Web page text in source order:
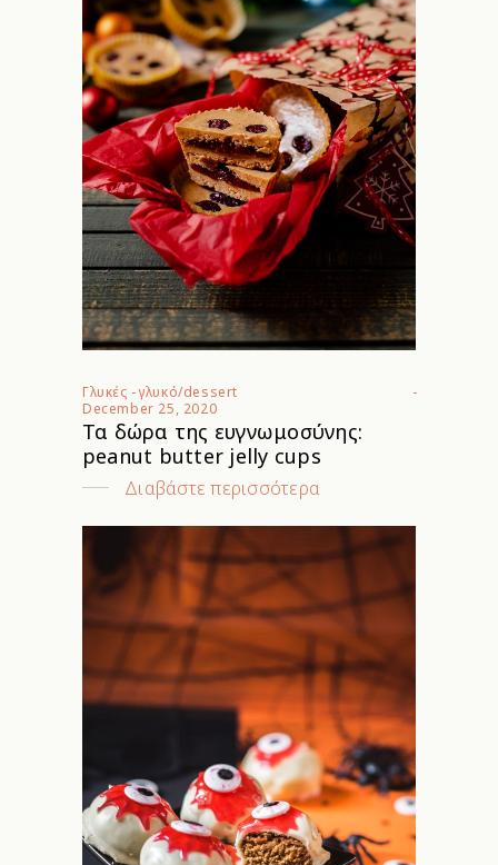
Γλυκές -γλυκό/dessert
December 25, 2020
Τα δώρα της ευγνωμοσύνης:
peanut butter jelly cups
Διαβάστε περισσότερα